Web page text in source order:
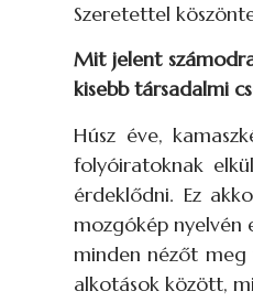
Szeretettel
Mit jelent
kisebb társadalmi
Húsz éve,
folyóiratoknak
érdeklődni. Ez
mozgókép nyelvén
minden nézőt meg
alkotások között,